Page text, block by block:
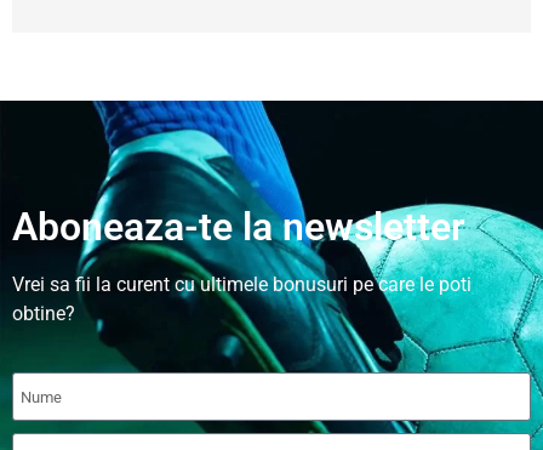
Aboneaza-te la newsletter
Vrei sa fii la curent cu ultimele bonusuri pe care le poti
obtine?